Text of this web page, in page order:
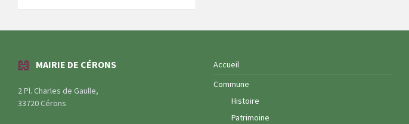
MAIRIE DE CÉRONS
2 Pl. Charles de Gaulle,
33720 Cérons
Accueil
Commune
Histoire
Patrimoine